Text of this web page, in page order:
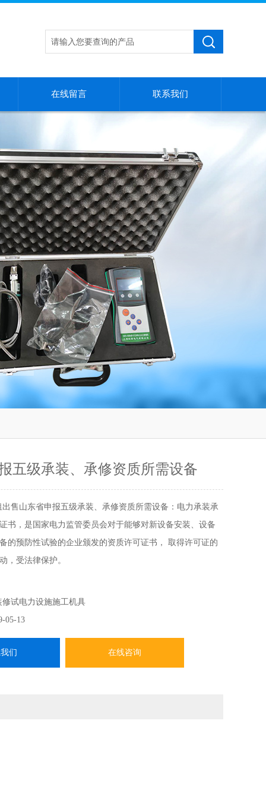
在线留言 联系我们
五级承装、承修资质所需设备
出售山东省申报五级承装、承修资质所需设备：电力承装承
书，是国家电力监管委员会对于能够对新设备安装、设备
的预防性试验的企业颁发的资质许可证书， 取得许可证的
，受法律保护。
修试电力设施施工机具
05-13
们 在线咨询